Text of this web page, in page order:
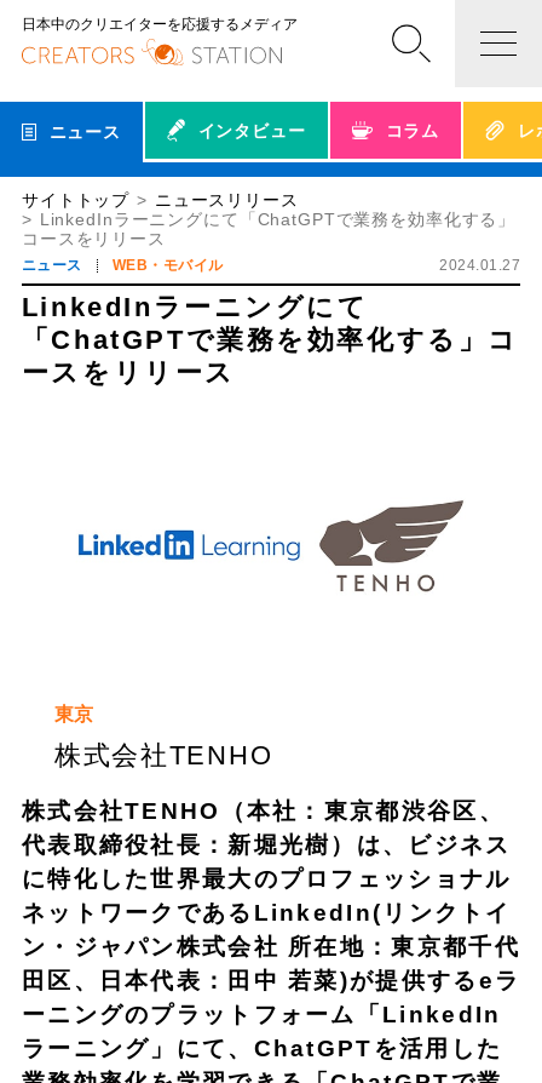
日本中のクリエイターを応援するメディア
ニュース インタビュー コラム レ
サイトトップ
ニュースリリース
LinkedInラーニングにて「ChatGPTで業務を効率化する」
コースをリリース
ニュース WEB・モバイル 2024.01.27
LinkedInラーニングにて
「ChatGPTで業務を効率化する」コ
ースをリリース
東京
株式会社TENHO
株式会社TENHO（本社：東京都渋谷区、
代表取締役社長：新堀光樹）は、ビジネス
に特化した世界最大のプロフェッショナル
ネットワークであるLinkedIn(リンクトイ
ン・ジャパン株式会社 所在地：東京都千代
田区、日本代表：田中 若菜)が提供するeラ
ーニングのプラットフォーム「LinkedIn
ラーニング」にて、ChatGPTを活用した